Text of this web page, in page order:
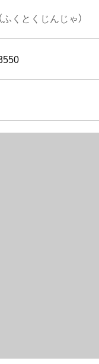
（ふくとくじんじゃ）